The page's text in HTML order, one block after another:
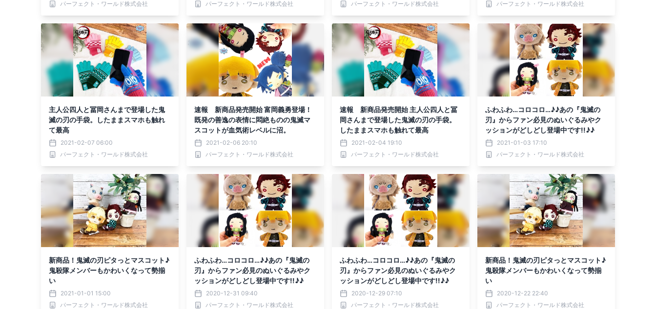
パーフェクト・ワールド株式会社
パーフェクト・ワールド株式会社
パーフェクト・ワールド株式会社
パーフェクト・ワールド株式会社
主人公四人と冨岡さんまで登場した鬼
滅の刃の手袋。したままスマホも触れ
て最高
2021-02-07 06:00
パーフェクト・ワールド株式会社
速報 新商品発売開始 富岡義勇登場！
既発の善逸の表情に悶絶ものの鬼滅マ
スコットが血気術レベルに沼。
2021-02-06 20:10
パーフェクト・ワールド株式会社
速報 新商品発売開始 主人公四人と冨
岡さんまで登場した鬼滅の刃の手袋。
したままスマホも触れて最高
2021-02-04 19:10
パーフェクト・ワールド株式会社
ふわふわ…コロコロ…♪♪あの『鬼滅の
刃』からファン必見のぬいぐるみやク
ッションがどしどし登場中です!!♪♪
2021-01-03 17:10
パーフェクト・ワールド株式会社
新商品！鬼滅の刃ピタっとマスコット♪
鬼殺隊メンバーもかわいくなって勢揃
い
2021-01-01 15:00
パーフェクト・ワールド株式会社
ふわふわ…コロコロ…♪♪あの『鬼滅の
刃』からファン必見のぬいぐるみやク
ッションがどしどし登場中です!!♪♪
2020-12-31 09:40
パーフェクト・ワールド株式会社
ふわふわ…コロコロ…♪♪あの『鬼滅の
刃』からファン必見のぬいぐるみやク
ッションがどしどし登場中です!!♪♪
2020-12-29 07:10
パーフェクト・ワールド株式会社
新商品！鬼滅の刃ピタっとマスコット♪
鬼殺隊メンバーもかわいくなって勢揃
い
2020-12-22 22:40
パーフェクト・ワールド株式会社